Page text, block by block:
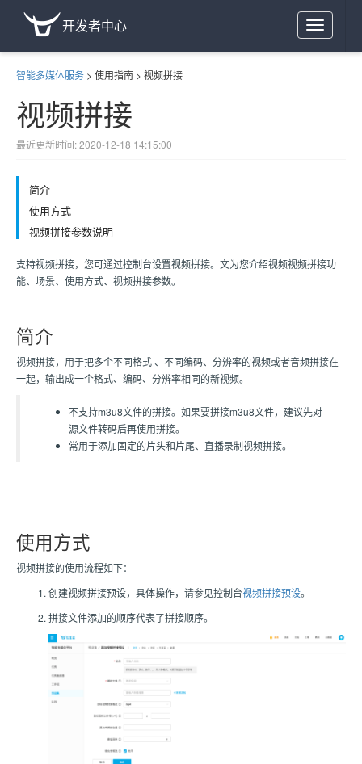
Toggle
navigation
开发者中心
智能多媒体服务 > 使用指南 > 视频拼接
视频拼接
最近更新时间: 2020-12-18 14:15:00
简介
使用方式
视频拼接参数说明
支持视频拼接，您可通过控制台设置视频拼接。文为您介绍视频视频拼接功
能、场景、使用方式、视频拼接参数。
简介
视频拼接，用于把多个不同格式 、不同编码、分辨率的视频或者音频拼接在
一起，输出成一个格式、编码、分辨率相同的新视频。
不支持m3u8文件的拼接。如果要拼接m3u8文件，建议先对
源文件转码后再使用拼接。
常用于添加固定的片头和片尾、直播录制视频拼接。
使用方式
视频拼接的使用流程如下：
创建视频拼接预设，具体操作，请参见控制台视频拼接预设。
拼接文件添加的顺序代表了拼接顺序。